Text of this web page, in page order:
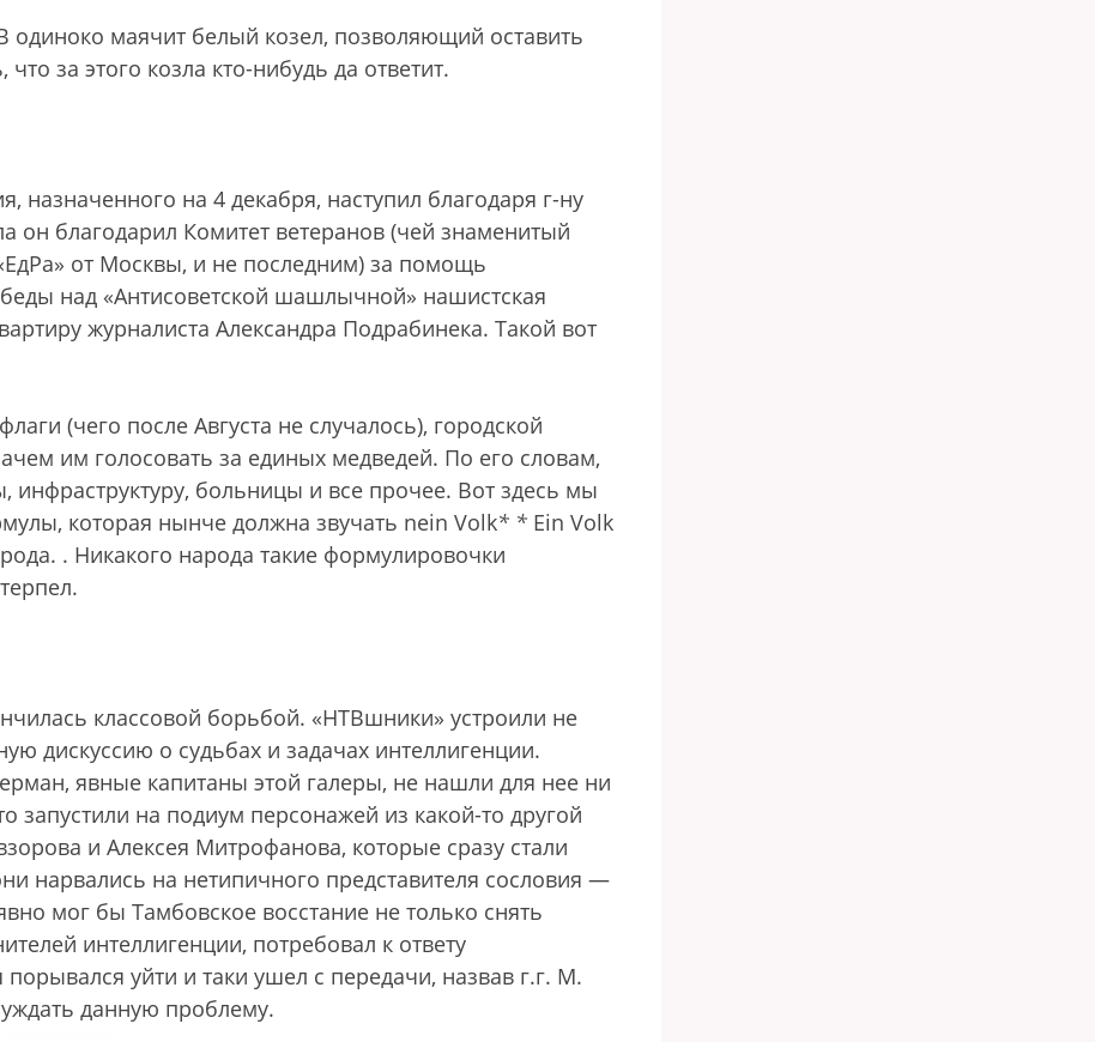
одиноко маячит белый козел, позволяющий оставить
за этого козла кто-нибудь да ответит.
назначенного на 4 декабря, наступил благодаря г-ну
он благодарил Комитет ветеранов (чей знаменитый
от Москвы, и не последним) за помощь
над «Антисоветской шашлычной» нашистская
журналиста Александра Подрабинека. Такой вот
(чего после Августа не случалось), городской
им голосовать за единых медведей. По его словам,
больницы и все прочее. Вот здесь мы
которая нынче должна звучать nein Volk* * Ein Volk
. Никакого народа такие формулировочки
классовой борьбой. «НТВшники» устроили не
дискуссию о судьбах и задачах интеллигенции.
явные капитаны этой галеры, не нашли для нее ни
запустили на подиум персонажей из какой-то другой
и Алексея Митрофанова, которые сразу стали
нарвались на нетипичного представителя сословия —
мог бы Тамбовское восстание не только снять
интеллигенции, потребовал к ответу
уйти и таки ушел с передачи, назвав г.г. М.
данную проблему.